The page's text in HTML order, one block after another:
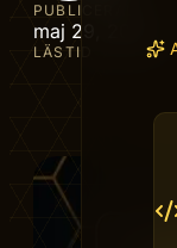
PUBLICERAD
maj 29, 2026
LÄSTID